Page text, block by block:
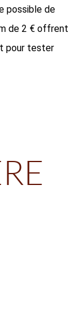
possible de
de 2 € offrent
pour tester